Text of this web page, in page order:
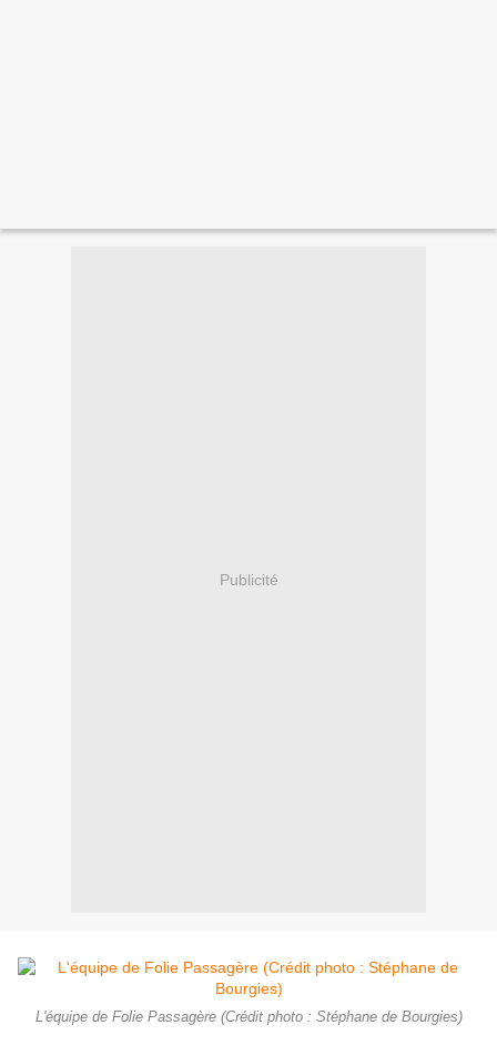
Publicité
L'équipe de Folie Passagère (Crédit photo : Stéphane de Bourgies)